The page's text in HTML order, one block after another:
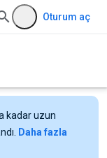
Oturum aç
kadar uzun
Daha fazla